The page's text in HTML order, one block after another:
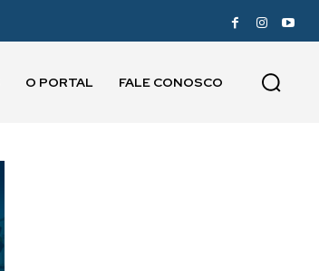
O PORTAL FALE CONOSCO